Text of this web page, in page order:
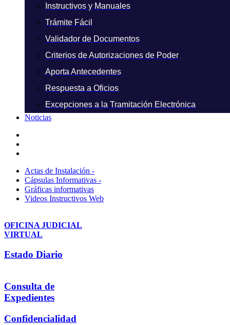
Instructivos y Manuales
Trámite Fácil
Validador de Documentos
Criterios de Autorizaciones de Poder
Aporta Antecedentes
Respuesta a Oficios
Excepciones a la Tramitación Electrónica
Noticias
Actas de Instalación -
Cápsulas Informativas -
Gráficas informativas
Videos Instructivos Web
OFICINA JUDICIAL
VIRTUAL
Estado Diario
Consulta de
Expedientes
Confidencialidad